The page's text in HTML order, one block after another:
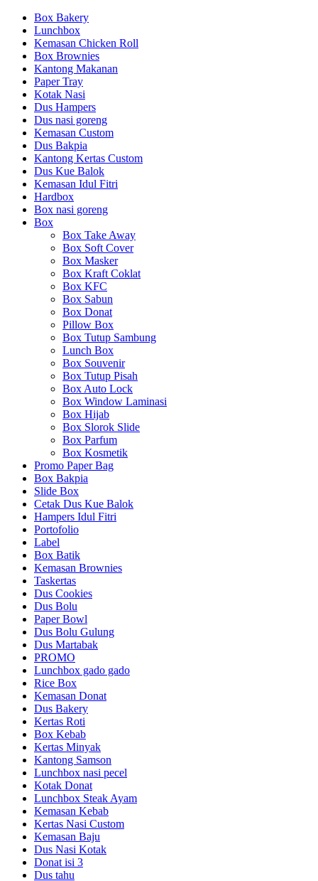
Box Bakery
Lunchbox
Kemasan Chicken Roll
Box Brownies
Kantong Makanan
Paper Tray
Kotak Nasi
Dus Hampers
Dus nasi goreng
Kemasan Custom
Dus Bakpia
Kantong Kertas Custom
Dus Kue Balok
Kemasan Idul Fitri
Hardbox
Box nasi goreng
Box
Box Take Away
Box Soft Cover
Box Masker
Box Kraft Coklat
Box KFC
Box Sabun
Box Donat
Pillow Box
Box Tutup Sambung
Lunch Box
Box Souvenir
Box Tutup Pisah
Box Auto Lock
Box Window Laminasi
Box Hijab
Box Slorok Slide
Box Parfum
Box Kosmetik
Promo Paper Bag
Box Bakpia
Slide Box
Cetak Dus Kue Balok
Hampers Idul Fitri
Portofolio
Label
Box Batik
Kemasan Brownies
Taskertas
Dus Cookies
Dus Bolu
Paper Bowl
Dus Bolu Gulung
Dus Martabak
PROMO
Lunchbox gado gado
Rice Box
Kemasan Donat
Dus Bakery
Kertas Roti
Box Kebab
Kertas Minyak
Kantong Samson
Lunchbox nasi pecel
Kotak Donat
Lunchbox Steak Ayam
Kemasan Kebab
Kertas Nasi Custom
Kemasan Baju
Dus Nasi Kotak
Donat isi 3
Dus tahu